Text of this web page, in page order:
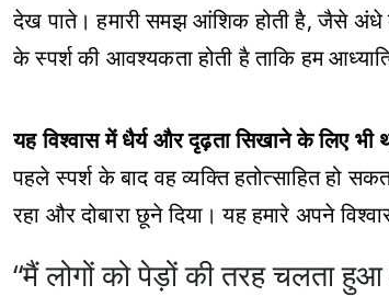
देख पाते। हमारी समझ आंशिक होती है, जैसे अंधे
के स्पर्श की आवश्यकता होती है ताकि हम
यह विश्वास में धैर्य और दृढ़ता सिखाने के लिए भी
पहले स्पर्श के बाद वह व्यक्ति हतोत्साहित हो
रहा और दोबारा छूने दिया। यह हमारे अपने
“मैं लोगों को पेड़ों की तरह चलता